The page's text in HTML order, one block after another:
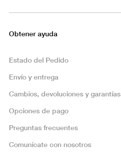
Obtener ayuda
Estado del Pedido
Envío y entrega
Cambios, devoluciones y garantías
Opciones de pago
Preguntas frecuentes
Comunícate con nosotros